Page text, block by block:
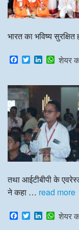
भारत का भविष्य
F
a
e
b
o
o
k
T
w
t
e
r
L
k
e
d
I
n
W
t
A
p
p
शेयर
तथा आईटीबीपी के
ने कहा … read more
F
a
T
w
L W
शेयर